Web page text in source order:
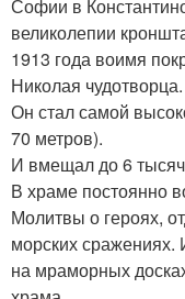
Софии в
великолепии
1913 года воимя
Николая чудотворца.
Он стал самой
70 метров).
И вмещал до 6
В храме постоянно
Молитвы о героях,
морских
на мраморных